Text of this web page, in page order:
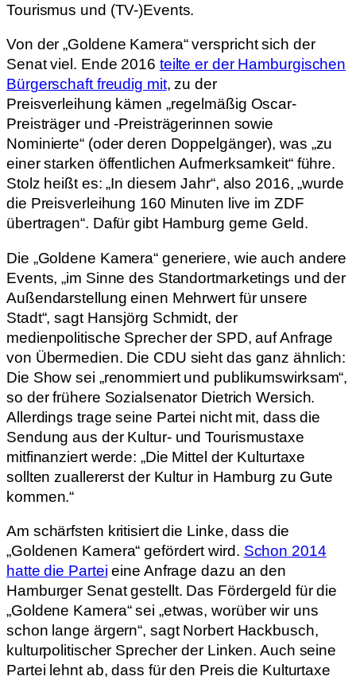
Tourismus und (TV-)Events.
Von der „Goldene Kamera“ verspricht sich der
Senat viel. Ende 2016 teilte er der Hamburgischen
Bürgerschaft freudig mit, zu der
Preisverleihung kämen „regelmäßig Oscar-
Preisträger und -Preisträgerinnen sowie
Nominierte“ (oder deren Doppelgänger), was „zu
einer starken öffentlichen Aufmerksamkeit“ führe.
Stolz heißt es: „In diesem Jahr“, also 2016, „wurde
die Preisverleihung 160 Minuten live im ZDF
übertragen“. Dafür gibt Hamburg gerne Geld.
Die „Goldene Kamera“ generiere, wie auch andere
Events, „im Sinne des Standortmarketings und der
Außendarstellung einen Mehrwert für unsere
Stadt“, sagt Hansjörg Schmidt, der
medienpolitische Sprecher der SPD, auf Anfrage
von Übermedien. Die CDU sieht das ganz ähnlich:
Die Show sei „renommiert und publikumswirksam“,
so der frühere Sozialsenator Dietrich Wersich.
Allerdings trage seine Partei nicht mit, dass die
Sendung aus der Kultur- und Tourismustaxe
mitfinanziert werde: „Die Mittel der Kulturtaxe
sollten zuallererst der Kultur in Hamburg zu Gute
kommen.“
Am schärfsten kritisiert die Linke, dass die
„Goldenen Kamera“ gefördert wird. Schon 2014
hatte die Partei eine Anfrage dazu an den
Hamburger Senat gestellt. Das Fördergeld für die
„Goldene Kamera“ sei „etwas, worüber wir uns
schon lange ärgern“, sagt Norbert Hackbusch,
kulturpolitischer Sprecher der Linken. Auch seine
Partei lehnt ab, dass für den Preis die Kulturtaxe